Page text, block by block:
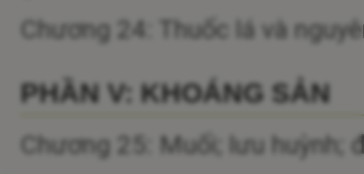
Chương 24: Thuốc lá và
PHẦN V: KHOÁNG SẢN
Chương 25: Muối; lưu huỳnh;